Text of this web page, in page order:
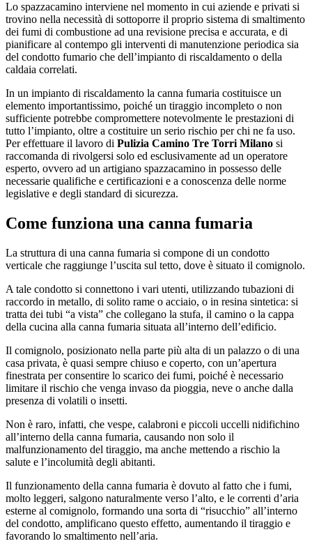
Lo spazzacamino interviene nel momento in cui aziende e privati si
trovino nella necessità di sottoporre il proprio sistema di smaltimento
dei fumi di combustione ad una revisione precisa e accurata, e di
pianificare al contempo gli interventi di manutenzione periodica sia
del condotto fumario che dell’impianto di riscaldamento o della
caldaia correlati.
In un impianto di riscaldamento la canna fumaria costituisce un
elemento importantissimo, poiché un tiraggio incompleto o non
sufficiente potrebbe compromettere notevolmente le prestazioni di
tutto l’impianto, oltre a costituire un serio rischio per chi ne fa uso.
Per effettuare il lavoro di Pulizia Camino Tre Torri Milano si
raccomanda di rivolgersi solo ed esclusivamente ad un operatore
esperto, ovvero ad un artigiano spazzacamino in possesso delle
necessarie qualifiche e certificazioni e a conoscenza delle norme
legislative e degli standard di sicurezza.
Come funziona una canna fumaria
La struttura di una canna fumaria si compone di un condotto
verticale che raggiunge l’uscita sul tetto, dove è situato il comignolo.
A tale condotto si connettono i vari utenti, utilizzando tubazioni di
raccordo in metallo, di solito rame o acciaio, o in resina sintetica: si
tratta dei tubi “a vista” che collegano la stufa, il camino o la cappa
della cucina alla canna fumaria situata all’interno dell’edificio.
Il comignolo, posizionato nella parte più alta di un palazzo o di una
casa privata, è quasi sempre chiuso e coperto, con un’apertura
finestrata per consentire lo scarico dei fumi, poiché è necessario
limitare il rischio che venga invaso da pioggia, neve o anche dalla
presenza di volatili o insetti.
Non è raro, infatti, che vespe, calabroni e piccoli uccelli nidifichino
all’interno della canna fumaria, causando non solo il
malfunzionamento del tiraggio, ma anche mettendo a rischio la
salute e l’incolumità degli abitanti.
Il funzionamento della canna fumaria è dovuto al fatto che i fumi,
molto leggeri, salgono naturalmente verso l’alto, e le correnti d’aria
esterne al comignolo, formando una sorta di “risucchio” all’interno
del condotto, amplificano questo effetto, aumentando il tiraggio e
favorando lo smaltimento nell’aria.